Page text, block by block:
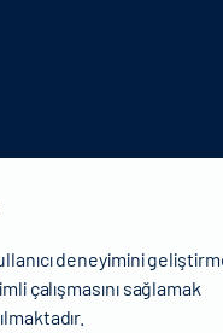
deneyimini
çalışmasını sağlamak